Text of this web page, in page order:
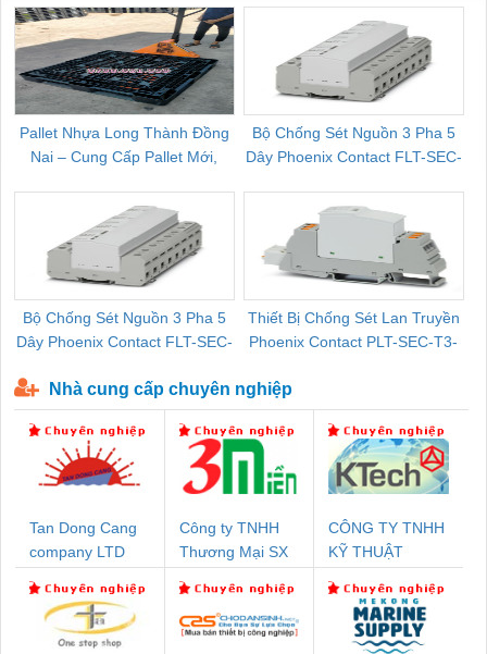
Pallet Nhựa Long Thành Đồng
Nai – Cung Cấp Pallet Mới,
Bộ Chống Sét Nguồn 3 Pha 5
Dây Phoenix Contact FLT-SEC-
Bộ Chống Sét Nguồn 3 Pha 5
Dây Phoenix Contact FLT-SEC-
Thiết Bị Chống Sét Lan Truyền
Phoenix Contact PLT-SEC-T3-
Nhà cung cấp chuyên nghiệp
Tan Dong Cang
company LTD
Công ty TNHH
Thương Mại SX
CÔNG TY TNHH
KỸ THUẬT
NAM